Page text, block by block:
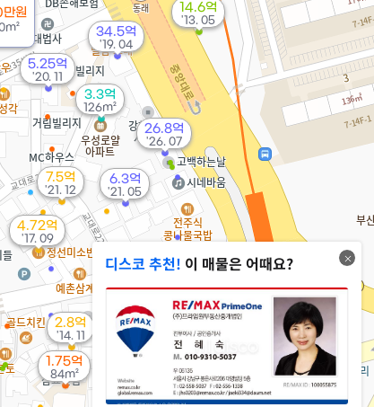
26.8억
'26. 07
원
3.3억
126m²
1.75억
84m²
725억
'23. 02
7.5억
'21. 12
6.3억
'21. 05
5.25억
'20. 11
34.5억
'19. 04
4.72억
'17. 09
2.8억
'14. 11
14.6억
'13. 05
디스코 추천! 이 매물은 어때요?